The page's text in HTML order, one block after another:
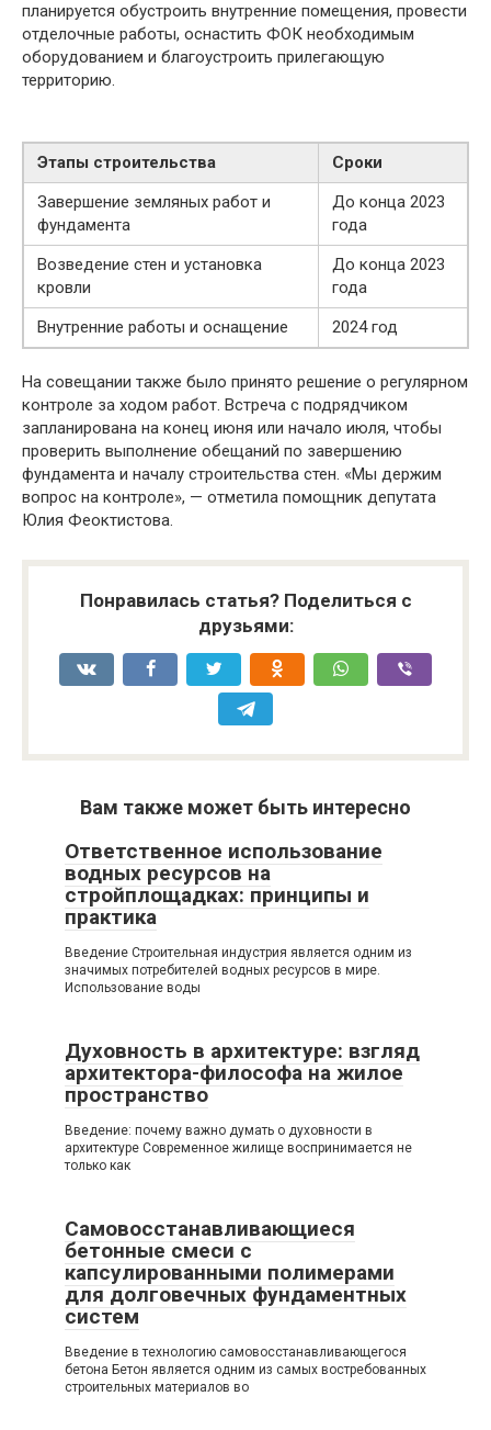
планируется обустроить внутренние помещения, провести
отделочные работы, оснастить ФОК необходимым
оборудованием и благоустроить прилегающую
территорию.
Этапы строительства
Сроки
Завершение земляных работ и
фундамента
До конца 2023
года
Возведение стен и установка
кровли
До конца 2023
года
Внутренние работы и оснащение
2024 год
На совещании также было принято решение о регулярном
контроле за ходом работ. Встреча с подрядчиком
запланирована на конец июня или начало июля, чтобы
проверить выполнение обещаний по завершению
фундамента и началу строительства стен. «Мы держим
вопрос на контроле», — отметила помощник депутата
Юлия Феоктистова.
Понравилась статья? Поделиться с
друзьями:
Вам также может быть интересно
Ответственное использование
водных ресурсов на
стройплощадках: принципы и
практика
Введение Строительная индустрия является одним из
значимых потребителей водных ресурсов в мире.
Использование воды
Духовность в архитектуре: взгляд
архитектора-философа на жилое
пространство
Введение: почему важно думать о духовности в
архитектуре Современное жилище воспринимается не
только как
Самовосстанавливающиеся
бетонные смеси с
капсулированными полимерами
для долговечных фундаментных
систем
Введение в технологию самовосстанавливающегося
бетона Бетон является одним из самых востребованных
строительных материалов во